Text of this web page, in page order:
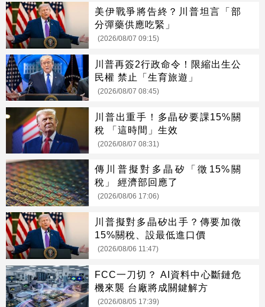
美伊戰爭將告終？川普坦言「部
分彈藥供應吃緊」
(2026/08/07 09:15)
川普再簽2行政命令！限縮出生公
民權 禁止「生育旅遊」
(2026/08/07 08:45)
川普出重手！多晶矽要課15%關
稅 「這時間」生效
(2026/08/07 08:31)
傳川普擬對多晶矽「徵15%關
稅」 經濟部回應了
(2026/08/06 17:06)
川普擬對多晶矽出手？傳要加徵
15%關稅、設最低進口價
(2026/08/06 11:47)
FCC一刀切？ AI資料中心斷鏈危
機來襲 台廠將成關鍵解方
(2026/08/05 17:39)